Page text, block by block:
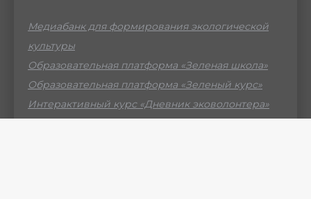
Медиабанк для формирования экологической
культуры
Образовательная платформа «Зеленая школа»
Образовательная платформа «Зеленый курс»
Интерактивный курс «Дневник эковолонтера»